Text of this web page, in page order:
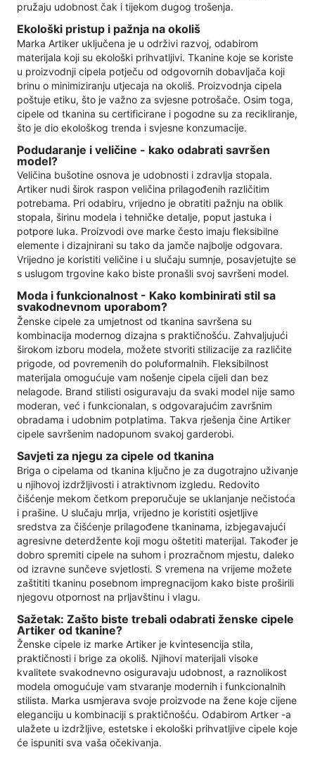
pružaju udobnost čak i tijekom dugog trošenja.
Ekološki pristup i pažnja na okoliš
Marka Artiker uključena je u održivi razvoj, odabirom
materijala koji su ekološki prihvatljivi. Tkanine koje se koriste
u proizvodnji cipela potječu od odgovornih dobavljača koji
brinu o minimiziranju utjecaja na okoliš. Proizvodnja cipela
poštuje etiku, što je važno za svjesne potrošače. Osim toga,
cipele od tkanina su certificirane i pogodne su za recikliranje,
što je dio ekološkog trenda i svjesne konzumacije.
Podudaranje i veličine - kako odabrati savršen
model?
Veličina bušotine osnova je udobnosti i zdravlja stopala.
Artiker nudi širok raspon veličina prilagođenih različitim
potrebama. Pri odabiru, vrijedno je obratiti pažnju na oblik
stopala, širinu modela i tehničke detalje, poput jastuka i
potpore luka. Proizvodi ove marke često imaju fleksibilne
elemente i dizajnirani su tako da jamče najbolje odgovara.
Vrijedno je koristiti veličine i u slučaju sumnje, posavjetujte se
s uslugom trgovine kako biste pronašli svoj savršeni model.
Moda i funkcionalnost - Kako kombinirati stil sa
svakodnevnom uporabom?
Ženske cipele za umjetnost od tkanina savršena su
kombinacija modernog dizajna s praktičnošću. Zahvaljujući
širokom izboru modela, možete stvoriti stilizacije za različite
prigode, od povremenih do poluformalnih. Fleksibilnost
materijala omogućuje vam nošenje cipela cijeli dan bez
nelagode. Brand stilisti osiguravaju da svaki model nije samo
moderan, već i funkcionalan, s odgovarajućim završnim
obradama i udobnim potplatima. Takva rješenja čine Artiker
cipele savršenim nadopunom svakoj garderobi.
Savjeti za njegu za cipele od tkanina
Briga o cipelama od tkanina ključno je za dugotrajno uživanje
u njihovoj izdržljivosti i atraktivnom izgledu. Redovito
čišćenje mekom četkom preporučuje se uklanjanje nečistoća
i prašine. U slučaju mrlja, vrijedno je koristiti osjetljive
sredstva za čišćenje prilagođene tkaninama, izbjegavajući
agresivne deterdžente koji mogu oštetiti materijal. Također je
dobro spremiti cipele na suhom i prozračnom mjestu, daleko
od izravne sunčeve svjetlosti. S vremena na vrijeme možete
zaštititi tkaninu posebnom impregnacijom kako biste proširili
njegovu otpornost na prljavštinu i vlagu.
Sažetak: Zašto biste trebali odabrati ženske cipele
Artiker od tkanine?
Ženske cipele iz marke Artiker je kvintesencija stila,
praktičnosti i brige za okoliš. Njihovi materijali visoke
kvalitete svakodnevno osiguravaju udobnost, a raznolikost
modela omogućuje vam stvaranje modernih i funkcionalnih
stilista. Marka usmjerava svoje proizvode na žene koje cijene
eleganciju u kombinaciji s praktičnošću. Odabirom Artker -a
ulažete u izdržljive, estetske i ekološki prihvatljive cipele koje
će ispuniti sva vaša očekivanja.